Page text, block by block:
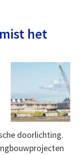
het
doorlichting.